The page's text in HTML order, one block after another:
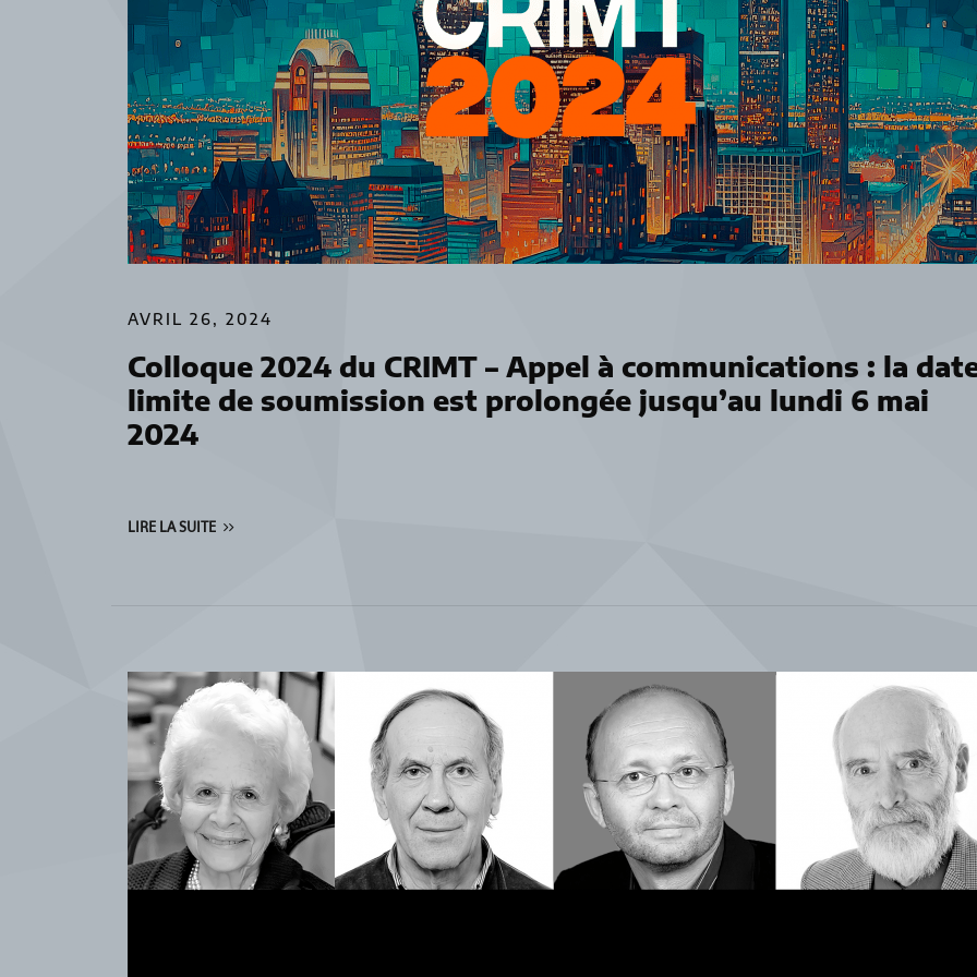
AVRIL 26, 2024
Colloque 2024 du CRIMT – Appel à communications : la
limite de soumission est prolongée jusqu’au lundi 6 mai
2024
LIRE LA SUITE